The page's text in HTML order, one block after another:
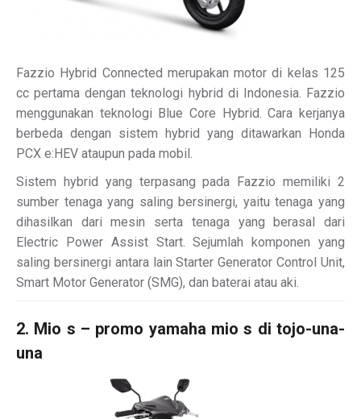
Fazzio Hybrid Connected merupakan motor di kelas 125
cc pertama dengan teknologi hybrid di Indonesia. Fazzio
menggunakan teknologi Blue Core Hybrid. Cara kerjanya
berbeda dengan sistem hybrid yang ditawarkan Honda
PCX e:HEV ataupun pada mobil.
Sistem hybrid yang terpasang pada Fazzio memiliki 2
sumber tenaga yang saling bersinergi, yaitu tenaga yang
dihasilkan dari mesin serta tenaga yang berasal dari
Electric Power Assist Start. Sejumlah komponen yang
saling bersinergi antara lain Starter Generator Control Unit,
Smart Motor Generator (SMG), dan baterai atau aki.
2. Mio s – promo yamaha mio s di tojo-una-
una